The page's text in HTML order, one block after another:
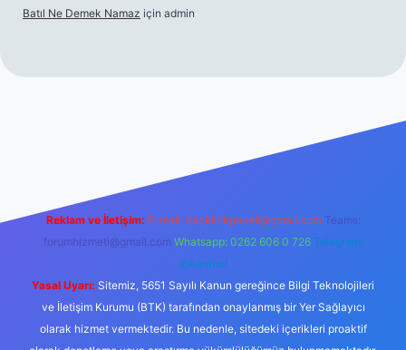
Batıl Ne Demek Namaz için admin
Reklam ve İletişim: E-mail: backlinkpaneli@gmail.com Teams:
forumhizmeti@gmail.com Whatsapp: 0262 606 0 726 Telegram:
@karabul
Yasal Uyarı: Sitemiz, 5651 Sayılı Kanun gereğince Bilgi Teknolojileri
ve İletişim Kurumu (BTK) tarafından onaylanmış bir Yer Sağlayıcı
olarak hizmet vermektedir. Bu nedenle, sitedeki içerikleri proaktif